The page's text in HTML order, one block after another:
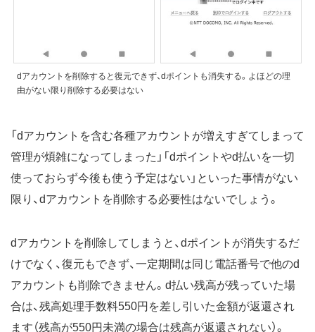
dアカウントを削除すると復元できず、dポイントも消失する。よほどの理
由がない限り削除する必要はない
「dアカウントを含む各種アカウントが増えすぎてしまって
管理が煩雑になってしまった」「dポイントやd払いを一切
使っておらず今後も使う予定はない」といった事情がない
限り、dアカウントを削除する必要性はないでしょう。
dアカウントを削除してしまうと、dポイントが消失するだ
けでなく、復元もできず、一定期間は同じ電話番号で他のd
アカウントも削除できません。d払い残高が残っていた場
合は、残高処理手数料550円を差し引いた金額が返還され
ます（残高が550円未満の場合は残高が返還されない）。